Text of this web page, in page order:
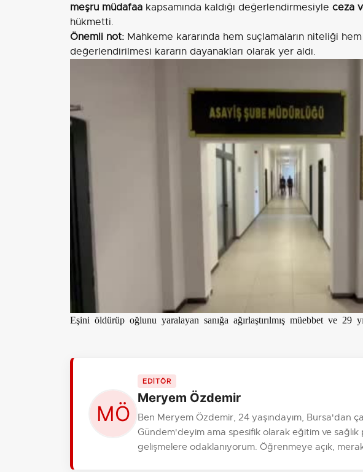
meşru müdafaa kapsamında kaldığı değerlendirmesiyle ceza
hükmetti.
Önemli not: Mahkeme kararında hem suçlamaların niteliği
değerlendirilmesi kararın dayanakları olarak yer aldı.
Eşini öldürüp oğlunu yaralayan sanığa ağırlaştırılmış müebbet ve 29
EDİTÖR
Meryem Özdemir
Ben Meryem Özdemir, 24 yaşındayım, Bursa'dan
Gündem'deyim ama spesifik olarak eğitim ve sağlık
gelişmelere odaklanıyorum. Öğrenmeye açık,